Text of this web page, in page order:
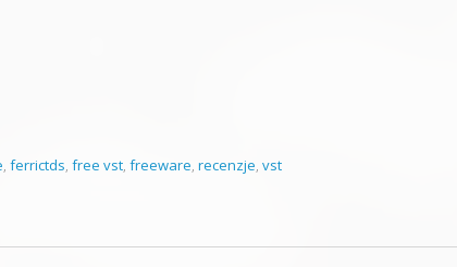
, ferrictds, free vst, freeware, recenzje, vst